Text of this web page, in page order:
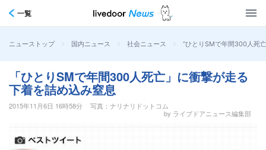
一覧
ニューストップ > 国内ニュース > 社会ニュース > “ひとりSMで年間300人死
「ひとりSMで年間300人死亡」に衝撃が走る
下着を詰め込み窒息
2015年11月6日 16時58分
写真：ナリナリドットコム
by ライブドアニュース編集部